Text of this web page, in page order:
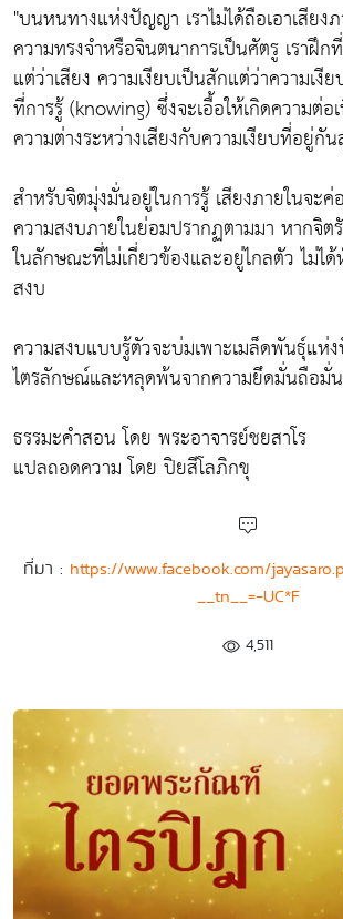
"บนหนทางแห่งปัญญา เราไม่ได้ถือเอาเสียง
ความทรงจำหรือจินตนาการเป็นศัตรู เราฝึก
แต่ว่าเสียง ความเงียบเป็นสักแต่ว่าความเงี
ที่การรู้ (knowing) ซึ่งจะเอื้อให้เกิดความต่
ความต่างระหว่างเสียงกับความเงียบที่อยู่กั
สำหรับจิตมุ่งมั่นอยู่ในการรู้ เสียงภายในจะ
ความสงบภายในย่อมปรากฏตามมา หากจิต
ในลักษณะที่ไม่เกี่ยวข้องและอยู่ไกลตัว ไม่ไ
สงบ
ความสงบแบบรู้ตัวจะบ่มเพาะเมล็ดพันธุ์แห่
ไตรลักษณ์และหลุดพ้นจากความยึดมั่นถือมั่
ธรรมะคำสอน โดย พระอาจารย์ชยสาโร
แปลถอดความ โดย ปิยสีโลภิกขุ
ที่มา : https://www.facebook.com/
__tn__=-UC*F
4,511